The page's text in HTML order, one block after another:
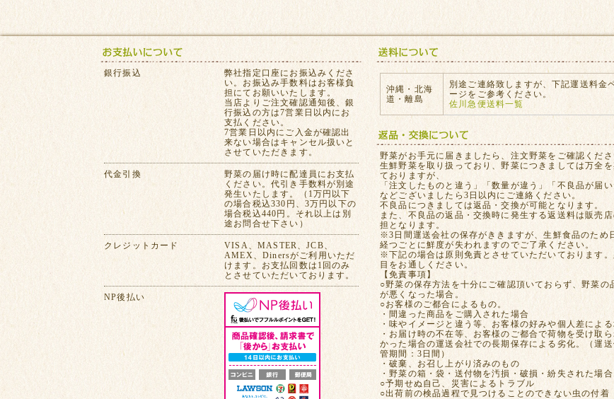
銀行振込
弊社指定口座にお振込みくださ
い。お振込み手数料はお客様負
担にてお願いいたします。
当店よりご注文確認通知後、銀
行振込の方は7営業日以内にお
支払ください。
7営業日以内にご入金が確認出
来ない場合はキャンセル扱いと
させていただきます。
代金引換
野菜の届け時に配達員にお支払
ください。代引き手数料が別途
発生いたします。（1万円以下
の場合税込330円、3万円以下の
場合税込440円。それ以上は別
途お問合せ下さい）
クレジットカード
VISA、MASTER、JCB、
AMEX、Dinersがご利用いただ
けます。お支払回数は1回のみ
とさせていただいております。
NP後払い
沖縄・北海
道・離島
別途ご連絡致しますが、下記運送料金
ージをご参考ください。
佐川急便送料一覧
野菜がお手元に届きましたら、注文野菜をご確認くださ
生鮮野菜を取り扱っており、野菜につきましては万全を
ておりますが、
「注文したものと違う」「数量が違う」「不良品が届い
などございましたら3日以内にご連絡ください。
不良品につきましては返品・交換が可能となります。
また、不良品の返品・交換時に発生する返送料は販売店
担となります。
※3日間運送会社の保存がききますが、生鮮食品のため
経つごとに鮮度が失われますのでご了承ください。
※下記の場合は原則免責とさせていただいております。
目をお通しください。
【免責事項】
○野菜の保存方法を十分にご確認頂いておらず、野菜の
が悪くなった場合。
○お客様のご都合によるもの。
・間違った商品をご購入された場合
・味やイメージと違う等、お客様の好みや個人差によ
・お届け時の不在等、お客様のご都合で荷物を受け取ら
かった場合の運送会社での長期保存による劣化。（運
管期間：3日間）
・破棄、お召し上がり済みのもの
・野菜の箱・袋・送付物を汚損・破損・紛失された場合
○予期せぬ自己、災害によるトラブル
○出荷前の検品過程で見つけることのできない虫の付着